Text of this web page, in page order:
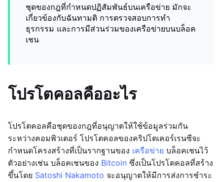
ชุดของกฎที่กำหนดปฏิสัมพันธ์บนเครือข่าย มักจะ
เกี่ยวข้องกับฉันทามติ การตรวจสอบการทำ
ธุรกรรม และการมีส่วนร่วมของเครือข่ายบนบล็อค
เชน
โปรโตคอลคืออะไร
โปรโตคอลคือชุดของกฎที่อนุญาตให้ใช้ข้อมูลร่วมกัน
ระหว่างคอมพิวเตอร์ โปรโตคอลของคริปโตเคอร์เรนซีจะ
กำหนดโครงสร้างที่เป็นรากฐานของ เครือข่าย บล็อคเชนไว้
ตัวอย่างเช่น บล็อคเชนของ Bitcoin ซึ่งเป็นโปรโตคอลที่สร้าง
ขึ้นโดย Satoshi Nakamoto จะอนุญาตให้มีการส่งการชำระ